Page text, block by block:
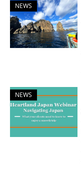
NEWS
NEWS